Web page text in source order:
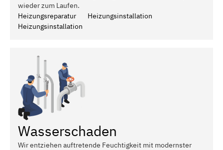
wieder zum Laufen.
Heizungsreparatur
Heizungsinstallation
Heizungsinstallation
Wasserschaden
Wir entziehen auftretende Feuchtigkeit mit modernster